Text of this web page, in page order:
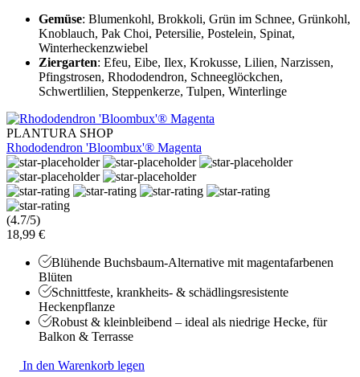
Gemüse: Blumenkohl, Brokkoli, Grün im Schnee, Grünkohl,
Knoblauch, Pak Choi, Petersilie, Postelein, Spinat,
Winterheckenzwiebel
Ziergarten: Efeu, Eibe, Ilex, Krokusse, Lilien, Narzissen,
Pfingstrosen, Rhododendron, Schneeglöckchen,
Schwertlilien, Steppenkerze, Tulpen, Winterlinge
PLANTURA SHOP
Rhododendron 'Bloombux'® Magenta
(4.7/5)
18,99 €
Blühende Buchsbaum-Alternative mit magentafarbenen
Blüten
Schnittfeste, krankheits- & schädlingsresistente
Heckenpflanze
Robust & kleinbleibend – ideal als niedrige Hecke, für
Balkon & Terrasse
In den Warenkorb legen